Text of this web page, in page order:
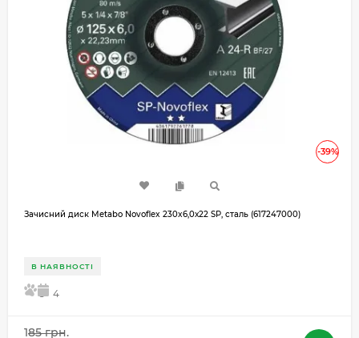
-39%
Зачисний диск Metabo Novoflex 230x6,0х22 SP, сталь (617247000)
В НАЯВНОСТІ
5 4
185 грн.